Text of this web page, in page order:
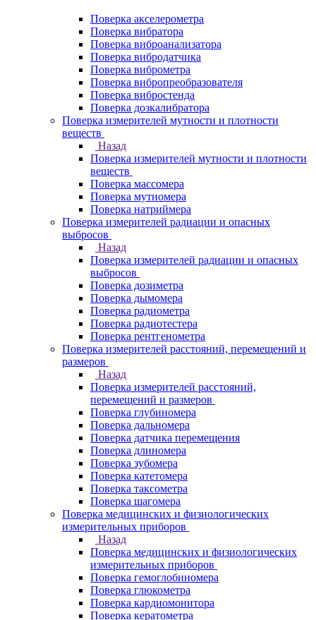
Поверка акселерометра
Поверка вибратора
Поверка виброанализатора
Поверка вибродатчика
Поверка виброметра
Поверка вибропреобразователя
Поверка вибростенда
Поверка дозкалибратора
Поверка измерителей мутности и плотности
веществ
Назад
Поверка измерителей мутности и плотности
веществ
Поверка массомера
Поверка мутномера
Поверка натриймера
Поверка измерителей радиации и опасных
выбросов
Назад
Поверка измерителей радиации и опасных
выбросов
Поверка дозиметра
Поверка дымомера
Поверка радиометра
Поверка радиотестера
Поверка рентгенометра
Поверка измерителей расстояний, перемещений и
размеров
Назад
Поверка измерителей расстояний,
перемещений и размеров
Поверка глубиномера
Поверка дальномера
Поверка датчика перемещения
Поверка длиномера
Поверка зубомера
Поверка катетомера
Поверка таксометра
Поверка шагомера
Поверка медицинских и физиологических
измерительных приборов
Назад
Поверка медицинских и физиологических
измерительных приборов
Поверка гемоглобиномера
Поверка глюкометра
Поверка кардиомонитора
Поверка кератометра